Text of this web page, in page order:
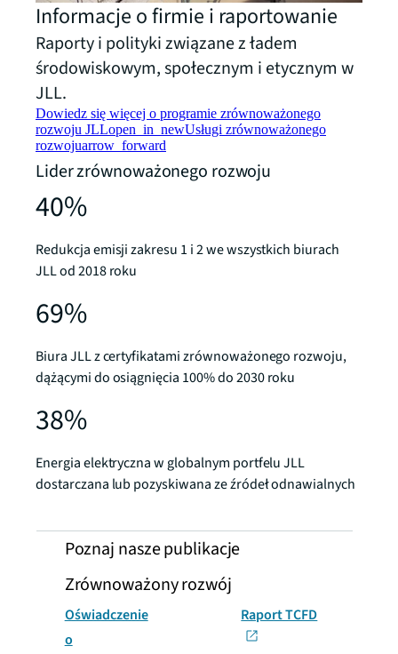
Informacje o firmie i raportowanie
Raporty i polityki związane z ładem
środowiskowym, społecznym i etycznym w
JLL.
Dowiedz się więcej o programie zrównoważonego
rozwoju JLLopen_in_newUsługi zrównoważonego
rozwojuarrow_forward
Lider zrównoważonego rozwoju
40%
Redukcja emisji zakresu 1 i 2 we wszystkich biurach
JLL od 2018 roku
69%
Biura JLL z certyfikatami zrównoważonego rozwoju,
dążącymi do osiągnięcia 100% do 2030 roku
38%
Energia elektryczna w globalnym portfelu JLL
dostarczana lub pozyskiwana ze źródeł odnawialnych
Poznaj nasze publikacje
Zrównoważony rozwój
Oświadczenie
o
Raport TCFD